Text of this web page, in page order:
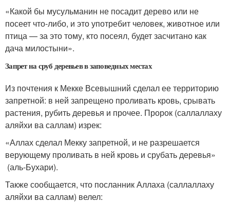
«Какой бы мусульманин не посадит дерево или не
посеет что-либо, и это употребит человек, животное или
птица — за это тому, кто посеял, будет засчитано как
дача милостыни».
Запрет на сруб деревьев в заповедных местах
Из почтения к Мекке Всевышний сделал ее территорию
запретной: в ней запрещено проливать кровь, срывать
растения, рубить деревья и прочее. Пророк (саллаллаху
аляйхи ва саллам) изрек:
«Аллах сделал Мекку запретной, и не разрешается
верующему проливать в ней кровь и срубать деревья»
(аль-Бухари).
Также сообщается, что посланник Аллаха (саллаллаху
аляйхи ва саллам) велел: